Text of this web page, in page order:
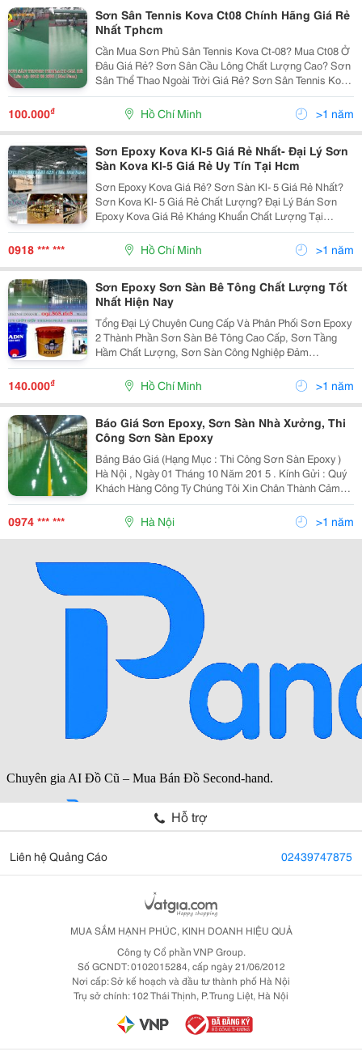
Sơn Sân Tennis Kova Ct08 Chính Hãng Giá Rẻ
Nhất Tphcm
Cần Mua Sơn Phủ Sân Tennis Kova Ct-08? Mua Ct08 Ở
Đâu Giá Rẻ? Sơn Sân Cầu Lông Chất Lượng Cao? Sơn
Sân Thể Thao Ngoài Trời Giá Rẻ? Sơn Sân Tennis Kova
Ct 08 Chính Hãng Tại Tphcm? Sơn Sân Thể Thao Chất
Lượng Giá Rẻ Nhất? Cần Mua Sơn Sân Tennis Màu...
100.000₫ Hồ Chí Minh >1 năm
Sơn Epoxy Kova Kl-5 Giá Rẻ Nhất- Đại Lý Sơn
Sàn Kova Kl-5 Giá Rẻ Uy Tín Tại Hcm
Sơn Epoxy Kova Giá Rẻ? Sơn Sàn Kl- 5 Giá Rẻ Nhất?
Sơn Kova Kl- 5 Giá Rẻ Chất Lượng? Đại Lý Bán Sơn
Epoxy Kova Giá Rẻ Kháng Khuẩn Chất Lượng Tại
Tphcm==≫≫ Liên Hệ Mua Hàng: 0918503898 Mai Nam
Để Được Tư Vấn Và Có Giá Tốt Nhất Nhé!!!! Bảng...
0918 *** *** Hồ Chí Minh >1 năm
Sơn Epoxy Sơn Sàn Bê Tông Chất Lượng Tốt
Nhất Hiện Nay
Tổng Đại Lý Chuyên Cung Cấp Và Phân Phối Sơn Epoxy
2 Thành Phần Sơn Sàn Bê Tông Cao Cấp, Sơn Tầng
Hầm Chất Lượng, Sơn Sàn Công Nghiệp Đảm
Bảo....sơn Nhiều Công Trình Bằng Bê Tông Và Sắt Thép
Tốt Nhất Hiện Nay Sieuthison.vn - Công Ty Cpđt Hợp
140.000₫ Hồ Chí Minh >1 năm
Báo Giá Sơn Epoxy, Sơn Sàn Nhà Xưởng, Thi
Công Sơn Sàn Epoxy
Bảng Báo Giá (Hạng Mục : Thi Công Sơn Sàn Epoxy )
Hà Nội , Ngày 01 Tháng 10 Năm 201 5 . Kính Gửi : Quý
Khách Hàng Công Ty Chúng Tôi Xin Chân Thành Cảm
Ơn Quý Khách Hàng Đã Quan Tâm Tới Các Sản Phẩm
Và Dịch Vụ Của Công Ty
0974 *** *** Hà Nội >1 năm
Hỗ trợ
Liên hệ Quảng Cáo 02439747875
MUA SẮM HẠNH PHÚC, KINH DOANH HIỆU QUẢ
Công ty Cổ phần VNP Group.
Số GCNDT: 0102015284, cấp ngày 21/06/2012
Nơi cấp: Sở kế hoạch và đầu tư thành phố Hà Nội
Trụ sở chính: 102 Thái Thịnh, P. Trung Liệt, Hà Nội